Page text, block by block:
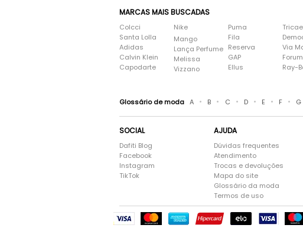
MARCAS MAIS BUSCADAS
Colcci
Santa Lolla
Adidas
Calvin Klein
Capodarte
Nike
Mango
Lança Perfume
Melissa
Vizzano
Puma
Fila
Reserva
GAP
Ellus
Tricae
Via
Forum
Ray-
Glossário de moda A • B • C • D • E • F • G
SOCIAL
Dafiti Blog
Facebook
Instagram
TikTok
AJUDA
Dúvidas frequentes
Atendimento
Trocas e devoluções
Mapa do site
Glossário da moda
Termos de uso